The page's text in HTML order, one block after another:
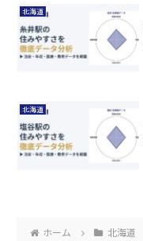
北海道
北海道
ホーム 北海道